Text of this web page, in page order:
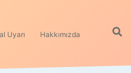
Uyarı Hakkımızda